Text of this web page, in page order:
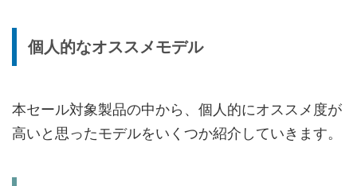
個人的なオススメモデル
本セール対象製品の中から、個人的にオススメ度が
高いと思ったモデルをいくつか紹介していきます。